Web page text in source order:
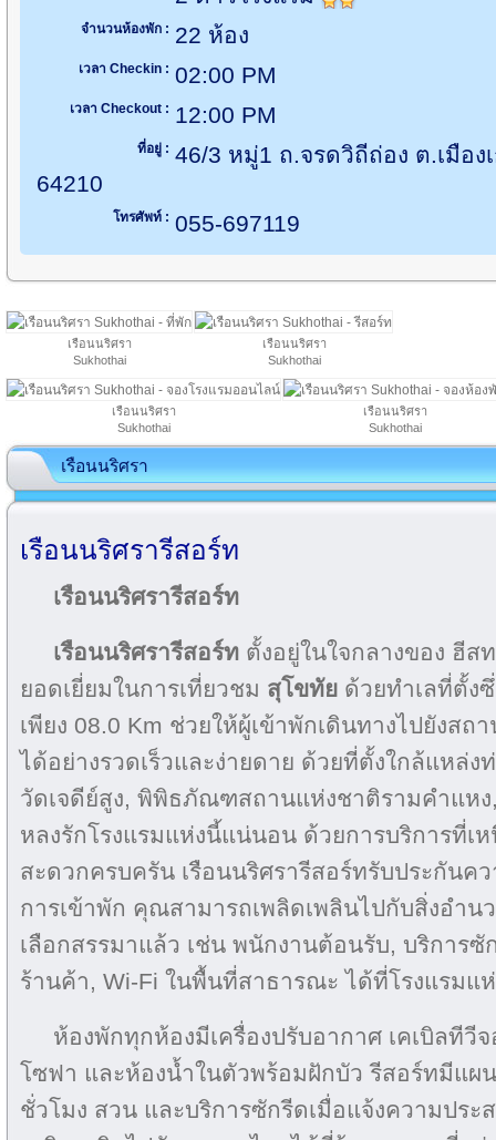
จำนวนห้องพัก : 22 ห้อง
เวลา Checkin : 02:00 PM
เวลา Checkout : 12:00 PM
ที่อยู่ : 46/3 หมู่1 ถ.จรดวิถีถ่อง ต.เมือง
64210
โทรศัพท์ : 055-697119
เรือนนริศรา
Sukhothai
เรือนนริศรา
Sukhothai
เรือนนริศรา
Sukhothai
เรือนนริศรา
Sukhothai
เรือนนริศรา
เรือนนริศรารีสอร์ท
เรือนนริศรารีสอร์ท
เรือนนริศรารีสอร์ท ตั้งอยู่ในใจกลางของ ฮีส
ยอดเยี่ยมในการเที่ยวชม สุโขทัย ด้วยทำเลที่ตั้ง
เพียง 08.0 Km ช่วยให้ผู้เข้าพักเดินทางไปยังสถ
ได้อย่างรวดเร็วและง่ายดาย ด้วยที่ตั้งใกล้แหล่ง
วัดเจดีย์สูง, พิพิธภัณฑสถานแห่งชาติรามคำแห
หลงรักโรงแรมแห่งนี้แน่นอน ด้วยการบริการที่เ
สะดวกครบครัน เรือนนริศรารีสอร์ทรับประกันค
การเข้าพัก คุณสามารถเพลิดเพลินไปกับสิ่งอำ
เลือกสรรมาแล้ว เช่น พนักงานต้อนรับ, บริการ
ร้านค้า, Wi-Fi ในพื้นที่สาธารณะ ได้ที่โรงแรมแ
ห้องพักทุกห้องมีเครื่องปรับอากาศ เคเบิลทีวี
โซฟา และห้องน้ำในตัวพร้อมฝักบัว รีสอร์ทมีแผ
ชั่วโมง สวน และบริการซักรีดเมื่อแจ้งความประ